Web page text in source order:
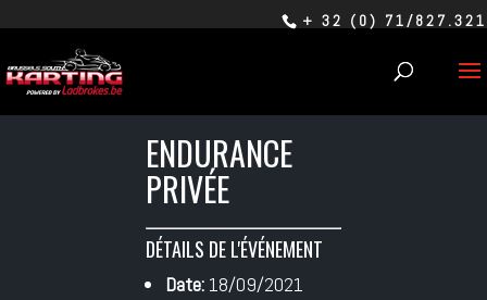
+ 32 (0) 71/827.321
ENDURANCE
PRIVÉE
DÉTAILS DE L'ÉVÉNEMENT
Date: 18/09/2021